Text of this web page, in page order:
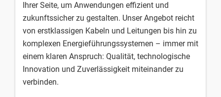
Ihrer Seite, um Anwendungen effizient und
zukunftssicher zu gestalten. Unser Angebot reicht
von erstklassigen Kabeln und Leitungen bis hin zu
komplexen Energieführungssystemen – immer mit
einem klaren Anspruch: Qualität, technologische
Innovation und Zuverlässigkeit miteinander zu
verbinden.